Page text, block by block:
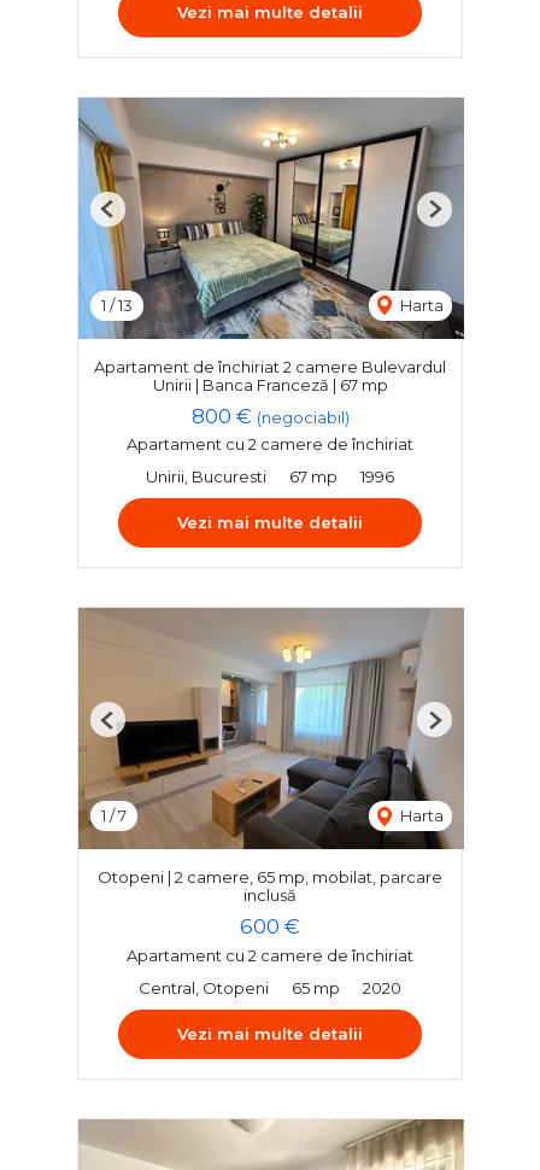
Vezi mai multe detalii
1 /13 Harta
Previous Next
Apartament de închiriat 2 camere Bulevardul
Unirii | Banca Franceză | 67 mp
800 € (negociabil)
Apartament cu 2 camere de închiriat
Unirii, Bucuresti
67 mp 1996
Vezi mai multe detalii
1 /7 Harta
Previous Next
Otopeni | 2 camere, 65 mp, mobilat, parcare
inclusă
600 €
Apartament cu 2 camere de închiriat
Central, Otopeni
65 mp 2020
Vezi mai multe detalii